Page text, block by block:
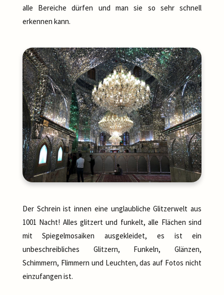
alle Bereiche dürfen und man sie so sehr schnell
erkennen kann.
Der Schrein ist innen eine unglaubliche Glitzerwelt aus
1001 Nacht! Alles glitzert und funkelt, alle Flächen sind
mit Spiegelmosaiken ausgekleidet, es ist ein
unbeschreibliches Glitzern, Funkeln, Glänzen,
Schimmern, Flimmern und Leuchten, das auf Fotos nicht
einzufangen ist.